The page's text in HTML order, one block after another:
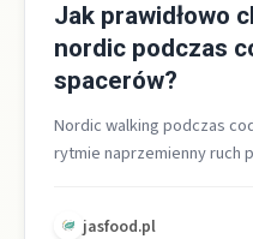
Jak prawidłowo
nordic podczas
spacerów?
Nordic walking podczas
rytmie naprzemienny ruch
jasfood.pl